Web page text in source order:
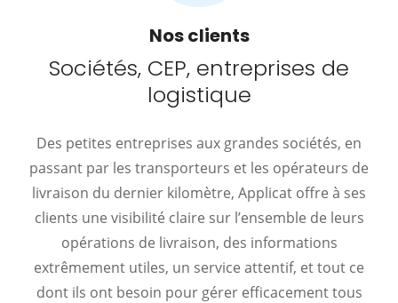
Nos clients
Sociétés, CEP, entreprises de
logistique
Des petites entreprises aux grandes sociétés, en
passant par les transporteurs et les opérateurs de
livraison du dernier kilomètre, Applicat offre à ses
clients une visibilité claire sur l’ensemble de leurs
opérations de livraison, des informations
extrêmement utiles, un service attentif, et tout ce
dont ils ont besoin pour gérer efficacement tous